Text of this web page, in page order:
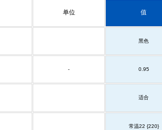
单位 值
黑色
- 0.95
适合
常温22 {220}